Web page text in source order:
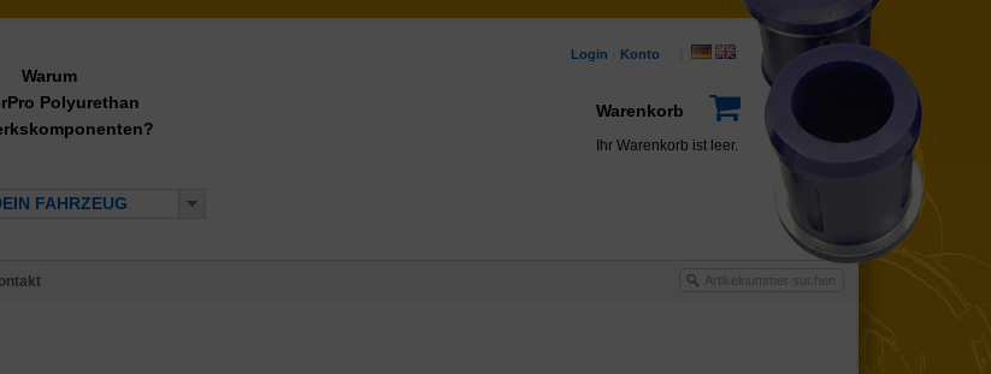
Warum
Polyurethan
FAHRZEUG
Login Konto
Warenkorb
Ihr Warenkorb ist leer.